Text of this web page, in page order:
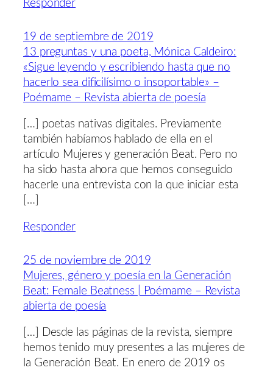
Responder
19 de septiembre de 2019
13 preguntas y una poeta, Mónica Caldeiro:
«Sigue leyendo y escribiendo hasta que no
hacerlo sea dificilísimo o insoportable» –
Poémame – Revista abierta de poesía
[…] poetas nativas digitales. Previamente
también habíamos hablado de ella en el
artículo Mujeres y generación Beat. Pero no
ha sido hasta ahora que hemos conseguido
hacerle una entrevista con la que iniciar esta
[…]
Responder
25 de noviembre de 2019
Mujeres, género y poesía en la Generación
Beat: Female Beatness | Poémame – Revista
abierta de poesía
[…] Desde las páginas de la revista, siempre
hemos tenido muy presentes a las mujeres de
la Generación Beat. En enero de 2019 os